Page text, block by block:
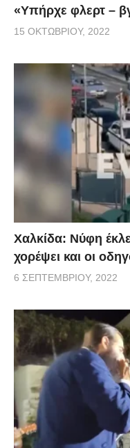
«Υπήρχε φλερτ –
15 ΟΚΤΩΒΡΊΟΥ, 2022
Χαλκίδα: Νύφη
χορέψει και οι
6 ΣΕΠΤΕΜΒΡΊΟΥ, 2022